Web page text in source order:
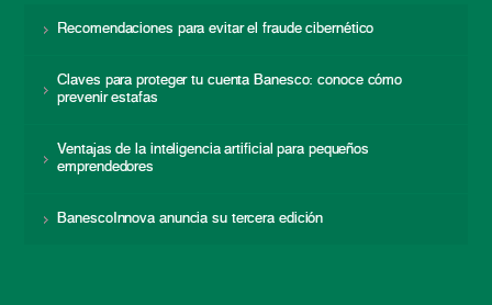
Recomendaciones para evitar el fraude cibernético
Claves para proteger tu cuenta Banesco: conoce cómo
prevenir estafas
Ventajas de la inteligencia artificial para pequeños
emprendedores
BanescoInnova anuncia su tercera edición